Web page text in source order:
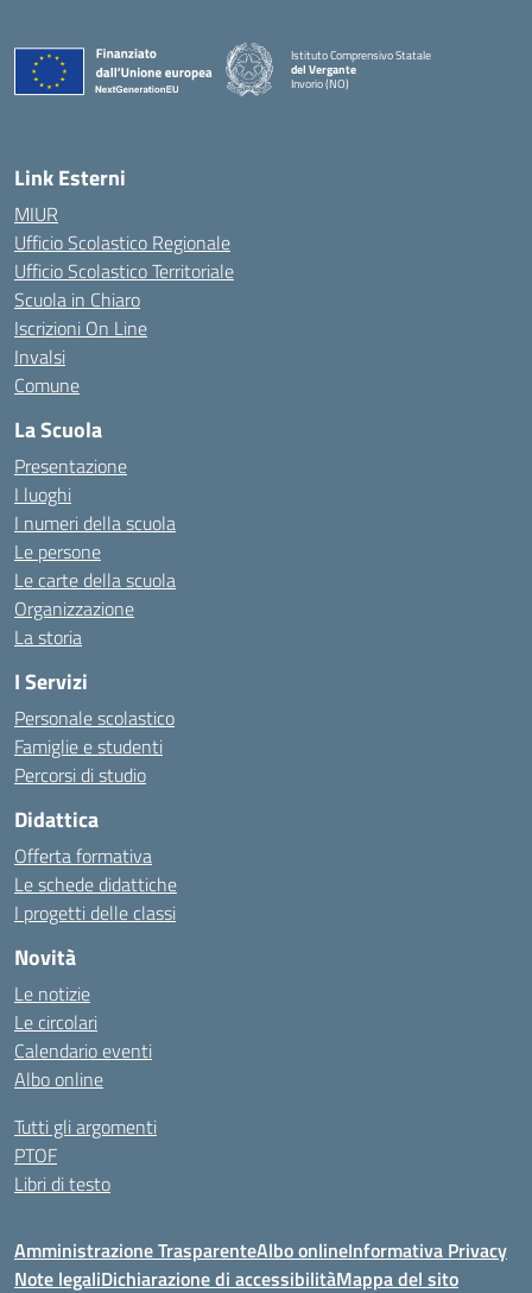
Istituto Comprensivo Statale
del Vergante
Invorio (NO)
Link Esterni
MIUR
Ufficio Scolastico Regionale
Ufficio Scolastico Territoriale
Scuola in Chiaro
Iscrizioni On Line
Invalsi
Comune
La Scuola
Presentazione
I luoghi
I numeri della scuola
Le persone
Le carte della scuola
Organizzazione
La storia
I Servizi
Personale scolastico
Famiglie e studenti
Percorsi di studio
Didattica
Offerta formativa
Le schede didattiche
I progetti delle classi
Novità
Le notizie
Le circolari
Calendario eventi
Albo online
Tutti gli argomenti
PTOF
Libri di testo
Amministrazione TrasparenteAlbo onlineInformativa Privacy
Note legaliDichiarazione di accessibilitàMappa del sito